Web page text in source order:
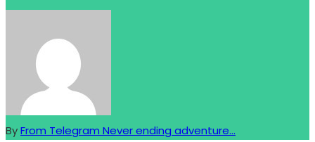
ByFrom Telegram Never ending adventure...